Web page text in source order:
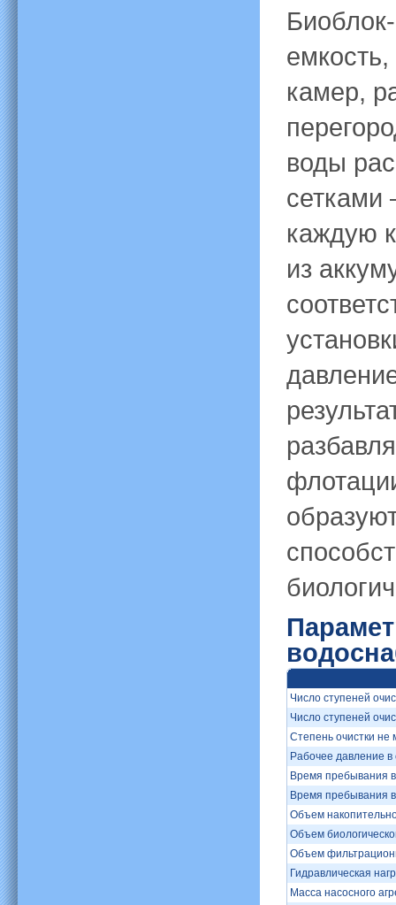
камер,
воды
сетками
каждую
из
Число ступеней
Число ступеней
Степень очистки не
Рабочее давление в
Время пребывания
Время пребывания
Объем
Объем
Объем
Гидравлическая
Масса насосного